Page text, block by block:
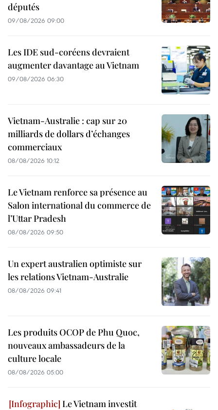
députés
09/08/2026 09:00
Les IDE sud-coréens devraient
augmenter davantage au Vietnam
09/08/2026 06:30
Vietnam-Australie : cap sur 20
milliards de dollars d’échanges
commerciaux
08/08/2026 10:12
Le Vietnam renforce sa présence au
Salon international du commerce de
l’Uttar Pradesh
08/08/2026 09:50
Un expert australien optimiste sur
les relations Vietnam-Australie
08/08/2026 09:41
Les produits OCOP de Phu Quoc,
nouveaux ambassadeurs de la
culture locale
08/08/2026 05:00
Le Vietnam investit